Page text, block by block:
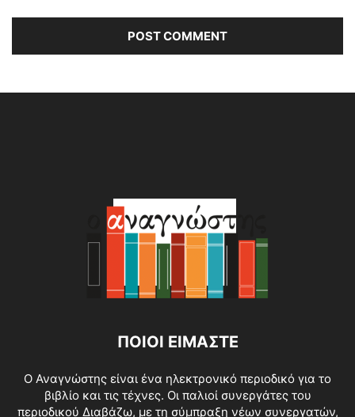
ΠΟΙΟΙ ΕΙΜΑΣΤΕ
O Αναγνώστης είναι ένα ηλεκτρονικό περιοδικό για το
βιβλίο και τις τέχνες. Οι παλιοί συνεργάτες του
περιοδικού Διαβάζω, με τη σύμπραξη νέων συνεργατών,